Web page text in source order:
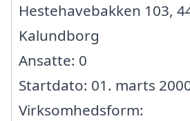
Hestehavebakken 103,
Kalundborg
Ansatte: 0
Startdato: 01. marts
Virksomhedsform: